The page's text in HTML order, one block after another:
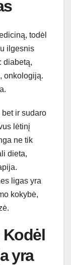
todėl
ilgesnis
diabetą,
onkologiją.
ir sudaro
lėtinį
ne tik
dieta,
ligas yra
kokybė,
Kodėl
yra